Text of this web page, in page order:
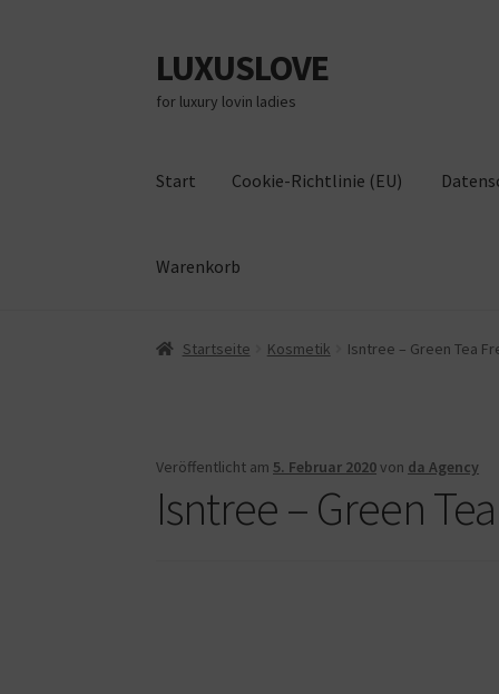
Zur
Navigation
springen
Zum
Inhalt
springen
LUXUSLOVE
for luxury lovin ladies
Start Cookie-Richtlinie (EU)
Warenkorb
Start Cookie-Richtlinie (EU) Datenschutz
Startseite Kosmetik Isntree – Green Tea
Veröffentlicht am5. Februar 2020von da Agency
Isntree – Green